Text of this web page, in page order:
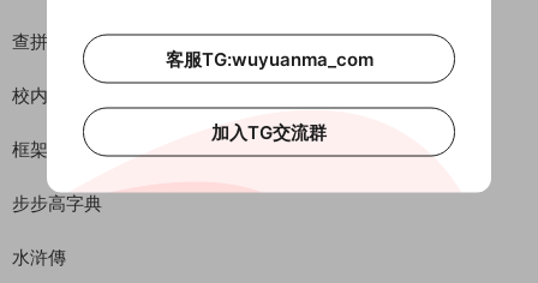
查拼音
校内新聞大圖
框架
步步高字典
水浒傳
客服TG:wuyuanma_com
加入TG交流群